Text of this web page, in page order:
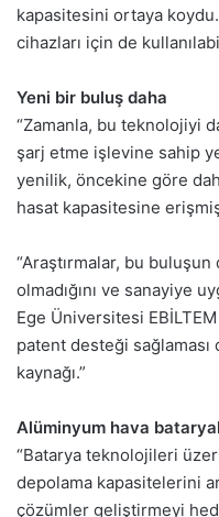
kapasitesini ortaya
cihazları için de
Yeni bir buluş daha
“Zamanla, bu teknolojiyi
şarj etme işlevine sahip
yenilik, öncekine göre
hasat kapasitesine
“Araştırmalar, bu
olmadığını ve sanayiye
Ege Üniversitesi
patent desteği
kaynağı.”
Alüminyum hava
“Batarya teknolojileri
depolama kapasitelerini
çözümler geliştirmeyi